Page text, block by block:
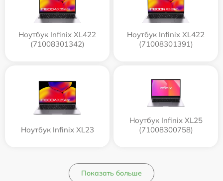
Ноутбук Infinix XL422
(71008301342)
Ноутбук Infinix XL422
(71008301391)
Ноутбук Infinix XL23
Ноутбук Infinix XL25
(71008300758)
Показать больше